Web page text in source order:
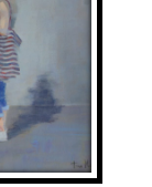
de Déu